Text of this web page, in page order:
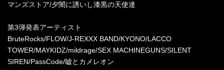
マンズストア/夕闇に誘いし漆黒の天使達
第3弾発表アーティスト
BruteRocks/FLOW/J-REXXX BAND/KYONO/LACCO
TOWER/MAYKIDZ/mildrage/SEX MACHINEGUNS/SILENT
SIREN/PassCode/嘘とカメレオン